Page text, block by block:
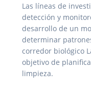
Las líneas de
detección y
desarrollo de un
determinar
corredor biológico
objetivo de
limpieza.